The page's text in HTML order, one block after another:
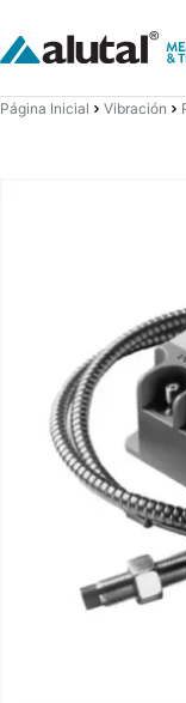
Página Inicial Vibración